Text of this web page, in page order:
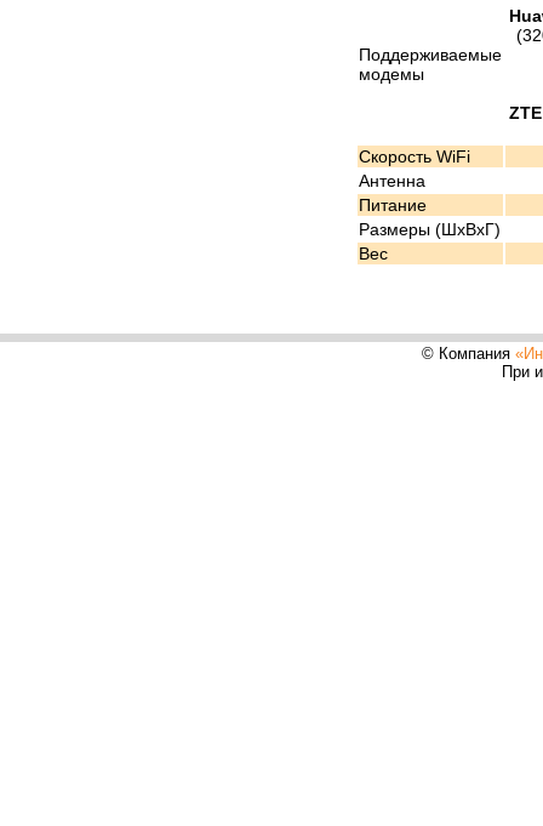
Поддерживаемые
модемы
Cкорость WiFi
Антенна
Питание
Размеры (ШxВxГ)
Вес
© Компания
При